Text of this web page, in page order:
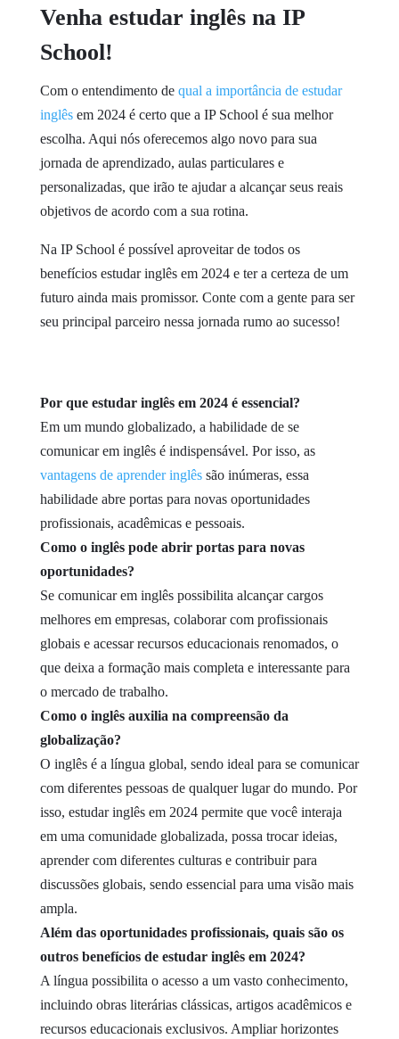
Venha estudar inglês na IP
School!
Com o entendimento de qual a importância de estudar
inglêsem 2024 é certo que a IP School é sua melhor
escolha. Aqui nós oferecemos algo novo para sua
jornada de aprendizado, aulas particulares e
personalizadas, que irão te ajudar a alcançar seus reais
objetivos de acordo com a sua rotina.
Na IP School é possível aproveitar de todos os
benefícios estudar inglês em 2024 e ter a certeza de um
futuro ainda mais promissor. Conte com a gente para ser
seu principal parceiro nessa jornada rumo ao sucesso!
Por que estudar inglês em 2024 é essencial?
Em um mundo globalizado, a habilidade de se
comunicar em inglês é indispensável. Por isso, as
vantagens de aprender inglêssão inúmeras, essa
habilidade abre portas para novas oportunidades
profissionais, acadêmicas e pessoais.
Como o inglês pode abrir portas para novas
oportunidades?
Se comunicar em inglês possibilita alcançar cargos
melhores em empresas, colaborar com profissionais
globais e acessar recursos educacionais renomados, o
que deixa a formação mais completa e interessante para
o mercado de trabalho.
Como o inglês auxilia na compreensão da
globalização?
O inglês é a língua global, sendo ideal para se comunicar
com diferentes pessoas de qualquer lugar do mundo. Por
isso, estudar inglês em 2024 permite que você interaja
em uma comunidade globalizada, possa trocar ideias,
aprender com diferentes culturas e contribuir para
discussões globais, sendo essencial para uma visão mais
ampla.
Além das oportunidades profissionais, quais são os
outros benefícios de estudar inglês em 2024?
A língua possibilita o acesso a um vasto conhecimento,
incluindo obras literárias clássicas, artigos acadêmicos e
recursos educacionais exclusivos. Ampliar horizontes